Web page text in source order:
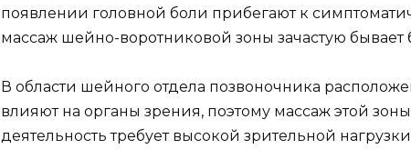
появлении головной боли прибегают к
массаж шейно-воротниковой зоны зачастую
В области шейного отдела позвоночника
влияют на органы зрения, поэтому массаж этой зоны
деятельность требует высокой зрительной